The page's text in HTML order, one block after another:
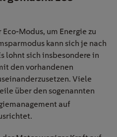
Modus, um Energie zu
kann sich je nach
lohnt sich insbesondere in
den vorhandenen
Viele
über den sogenannten
auf